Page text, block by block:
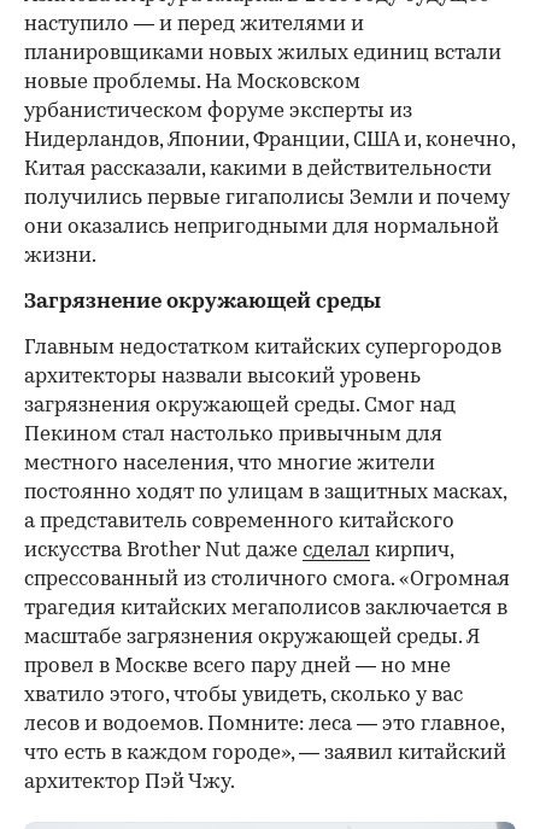
наступило — и перед жителями и
планировщиками новых жилых единиц встали
новые проблемы. На Московском
урбанистическом форуме эксперты из
Нидерландов, Японии, Франции, США и, конечно,
Китая рассказали, какими в действительности
получились первые гигаполисы Земли и почему
они оказались непригодными для нормальной
жизни.
Загрязнение окружающей среды
Главным недостатком китайских супергородов
архитекторы назвали высокий уровень
загрязнения окружающей среды. Смог над
Пекином стал настолько привычным для
местного населения, что многие жители
постоянно ходят по улицам в защитных масках,
а представитель современного китайского
искусства Brother Nut даже сделал кирпич,
спрессованный из столичного смога. «Огромная
трагедия китайских мегаполисов заключается в
масштабе загрязнения окружающей среды. Я
провел в Москве всего пару дней — но мне
хватило этого, чтобы увидеть, сколько у вас
лесов и водоемов. Помните: леса — это главное,
что есть в каждом городе», — заявил китайский
архитектор Пэй Чжу.